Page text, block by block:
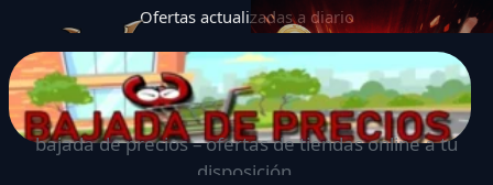
Ofertas actualizadas a diario
bajada de precios – ofertas de tiendas online a tu
disposición.